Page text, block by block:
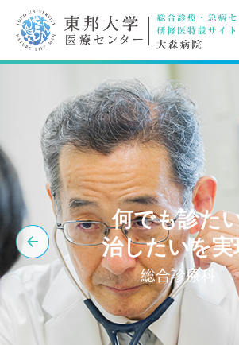
何でも診た
治したいを実
総合診療科